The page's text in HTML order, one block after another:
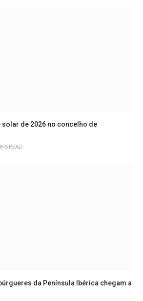
solar de 2026 no concelho de
READ
da Península Ibérica chegam a